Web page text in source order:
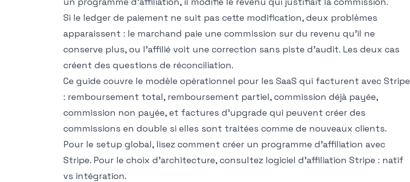
Si le ledger de paiement ne suit pas cette modification, deux problèmes
apparaissent : le marchand paie une commission sur du revenu qu'il ne
conserve plus, ou l'affilié voit une correction sans piste d'audit. Les deux cas
créent des questions de réconciliation.
Ce guide couvre le modèle opérationnel pour les SaaS qui facturent avec Stripe
: remboursement total, remboursement partiel, commission déjà payée,
commission non payée, et factures d'upgrade qui peuvent créer des
commissions en double si elles sont traitées comme de nouveaux clients.
Pour le setup global, lisez comment créer un programme d'affiliation avec
Stripe. Pour le choix d'architecture, consultez logiciel d'affiliation Stripe : natif
vs intégration.